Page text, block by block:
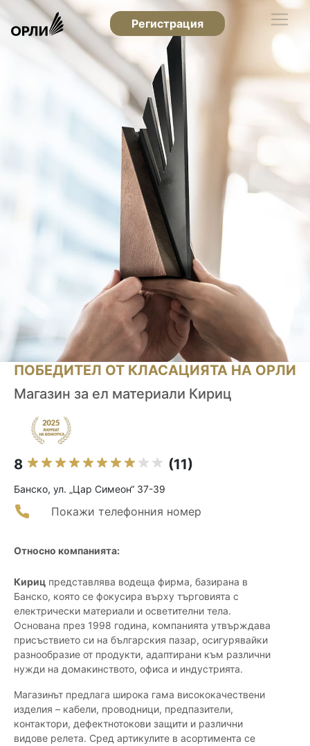
Регистрация
ПОБЕДИТЕЛ ОТ КЛАСАЦИЯТА НА ОРЛИ
Магазин за ел материали Кириц
8 (11)
Банско, ул. „Цар Симеон“ 37-39
Покажи телефонния номер
Относно компанията:
Кириц представлява водеща фирма, базирана в
Банско, която се фокусира върху търговията с
електрически материали и осветителни тела.
Основана през 1998 година, компанията утвърждава
присъствието си на българския пазар, осигурявайки
разнообразие от продукти, адаптирани към различни
нужди на домакинството, офиса и индустрията.
Магазинът предлага широка гама висококачествени
изделия – кабели, проводници, предпазители,
контактори, дефектнотокови защити и различни
видове релета. Сред артикулите в асортимента се